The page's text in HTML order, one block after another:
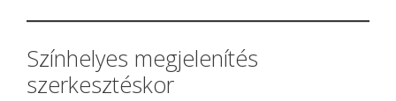
Színhelyes megjelenítés
szerkesztéskor